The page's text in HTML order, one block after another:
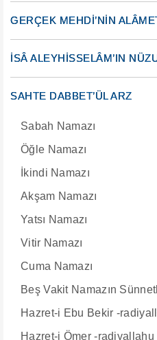
GERÇEK MEHDİ’NİN
İSÂ ALEYHİSSELÂM’IN
SAHTE DABBET’ÜL ARZ
Sabah Namazı
Öğle Namazı
İkindi Namazı
Akşam Namazı
Yatsı Namazı
Vitir Namazı
Cuma Namazı
Beş Vakit Namazın
Hazret-i Ebu Bekir -
Hazret-i Ömer -radiyallahu